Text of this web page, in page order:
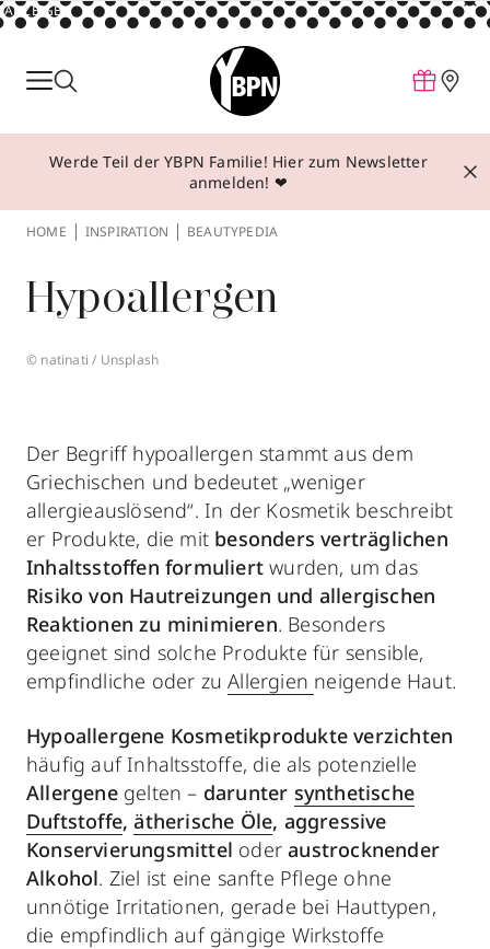
ANZEIGE
Parfum
Make-up
Behandlungen
Über YBPN
Aktionen
Werde Teil der YBPN Familie! Hier zum Newsletter
anmelden! ❤
HOME INSPIRATION BEAUTYPEDIA
Hypoallergen
© natinati / Unsplash
Der Begriff hypoallergen stammt aus dem
Griechischen und bedeutet „weniger
allergieauslösend“. In der Kosmetik beschreibt
er Produkte, die mit besonders verträglichen
Inhaltsstoffen formuliert wurden, um das
Risiko von Hautreizungen und allergischen
Reaktionen zu minimieren. Besonders
geeignet sind solche Produkte für sensible,
empfindliche oder zuAllergien neigende Haut.
Hypoallergene Kosmetikprodukte verzichten
häufig auf Inhaltsstoffe, die als potenzielle
Allergene gelten – darunter synthetische
Duftstoffe,ätherische Öle, aggressive
Konservierungsmittel oderaustrocknender
Alkohol. Ziel ist eine sanfte Pflege ohne
unnötige Irritationen, gerade bei Hauttypen,
die empfindlich auf gängige Wirkstoffe